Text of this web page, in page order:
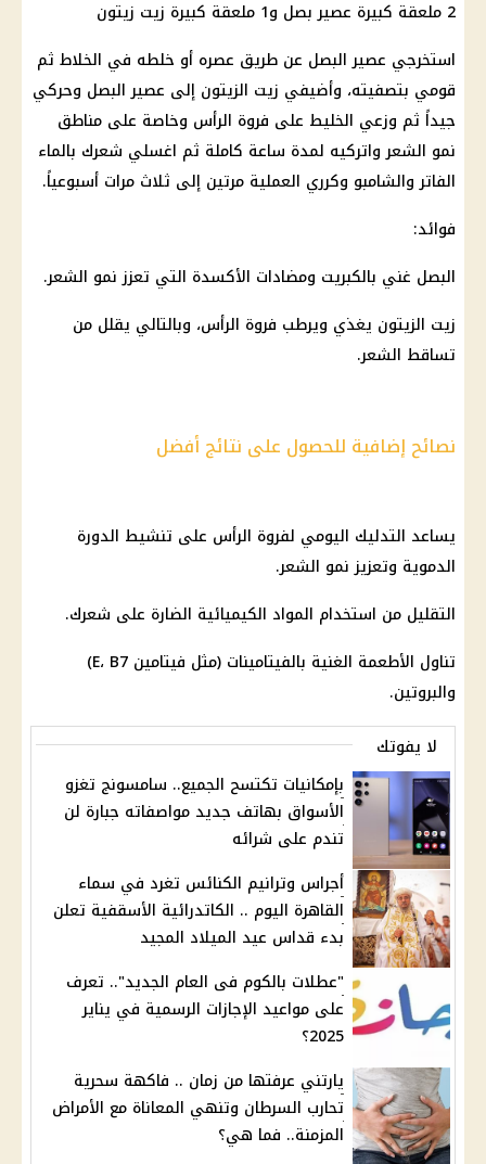
2 ملعقة كبيرة عصير بصل و1 ملعقة كبيرة زيت زيتون
استخرجي عصير البصل عن طريق عصره أو خلطه في الخلاط ثم
قومي بتصفيته، وأضيفي زيت الزيتون إلى عصير البصل وحركي
جيداً ثم وزعي الخليط على فروة الرأس وخاصة على مناطق
نمو الشعر واتركيه لمدة ساعة كاملة ثم اغسلي شعرك بالماء
الفاتر والشامبو وكرري العملية مرتين إلى ثلاث مرات أسبوعياً.
فوائد:
البصل غني بالكبريت ومضادات الأكسدة التي تعزز نمو الشعر.
زيت الزيتون يغذي ويرطب فروة الرأس، وبالتالي يقلل من
تساقط الشعر.
نصائح إضافية للحصول على نتائج أفضل
يساعد التدليك اليومي لفروة الرأس على تنشيط الدورة
الدموية وتعزيز نمو الشعر.
التقليل من استخدام المواد الكيميائية الضارة على شعرك.
تناول الأطعمة الغنية بالفيتامينات (مثل فيتامين E، B7)
والبروتين.
لا يفوتك
بإمكانيات تكتسح الجميع.. سامسونج تغزو
الأسواق بهاتف جديد مواصفاته جبارة لن
تندم على شرائه
أجراس وترانيم الكنائس تغرد في سماء
القاهرة اليوم .. الكاتدرائية الأسقفية تعلن
بدء قداس عيد الميلاد المجيد
"عطلات بالكوم فى العام الجديد".. تعرف
على مواعيد الإجازات الرسمية في يناير
2025؟
يارتني عرفتها من زمان .. فاكهة سحرية
تحارب السرطان وتنهي المعاناة مع الأمراض
المزمنة.. فما هي؟